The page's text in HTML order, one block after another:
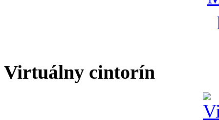
Virtuálny cintorín